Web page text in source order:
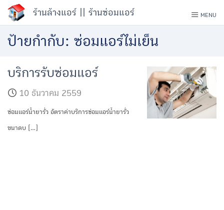
Skip
to
content
ร้านล้างแอร์ || ร้านซ่อมแอร์ MENU
ป้ายกำกับ: ซ่อมแอร์ไม่เย็น
บริการรับซ่อมแอร์
10 ธันวาคม 2559
ซ่อมแอร์น้ำยารั่ว อัตราค่าบริการซ่อมแอร์น้ำยารั่ว
ขนาดบ […]